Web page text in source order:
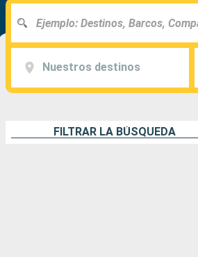
Nuestros destinos
FILTRAR LA BÚSQUEDA